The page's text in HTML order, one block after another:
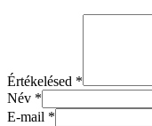
Értékelésed *
Név *
E-mail *